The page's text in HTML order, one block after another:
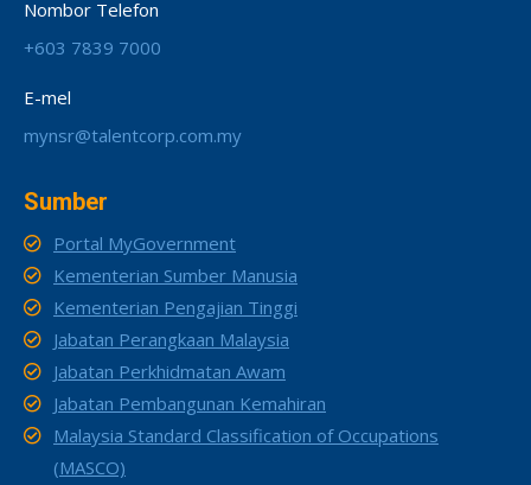
Nombor Telefon
+603 7839 7000
E-mel
mynsr@talentcorp.com.my
Sumber
Portal MyGovernment
Kementerian Sumber Manusia
Kementerian Pengajian Tinggi
Jabatan Perangkaan Malaysia
Jabatan Perkhidmatan Awam
Jabatan Pembangunan Kemahiran
Malaysia Standard Classification of Occupations
(MASCO)